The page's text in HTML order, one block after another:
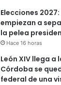
Elecciones
empiezan a
la pelea
Hace 16 horas
León XIV llega a
Córdoba se
federal de una